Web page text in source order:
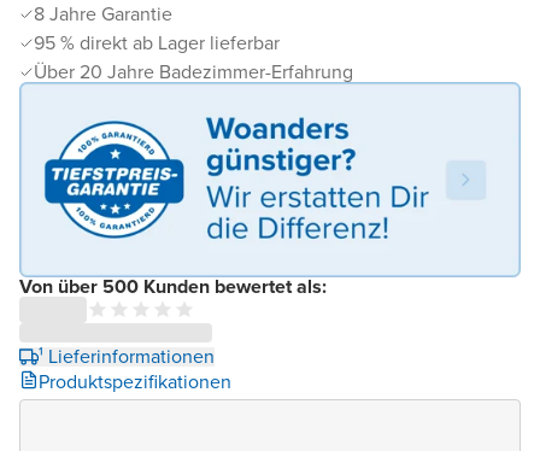
8 Jahre Garantie
95 % direkt ab Lager lieferbar
Über 20 Jahre Badezimmer-Erfahrung
Von über 500 Kunden bewertet als:
¹ Lieferinformationen
Produktspezifikationen